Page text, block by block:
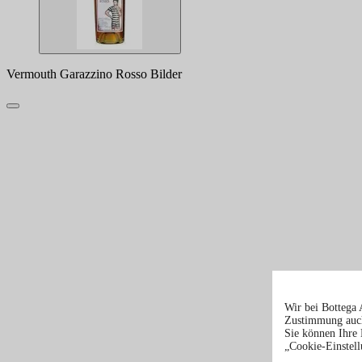
Vermouth Garazzino Rosso Bilder
Wir bei Bottega
Zustimmung
Sie können
„Cookie-